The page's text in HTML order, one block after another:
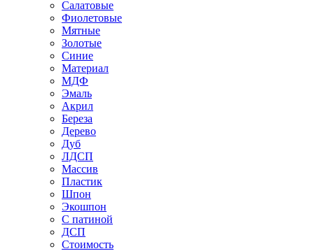
Салатовые
Фиолетовые
Мятные
Золотые
Синие
Материал
МДФ
Эмаль
Акрил
Береза
Дерево
Дуб
ЛДСП
Массив
Пластик
Шпон
Экошпон
С патиной
ДСП
Стоимость